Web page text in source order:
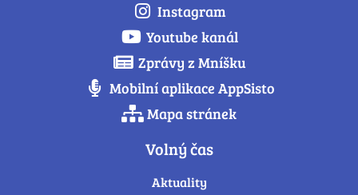
Instagram
Youtube kanál
Zprávy z Mníšku
Mobilní aplikace AppSisto
Mapa stránek
Volný čas
Aktuality